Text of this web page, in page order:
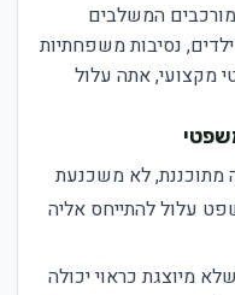
המשלבים
נסיבות משפחתיות
מקצועי, אתה עלול
מתוכננת, לא משכנעת
עלול להתייחס אליה
מיוצגת כראוי יכולה